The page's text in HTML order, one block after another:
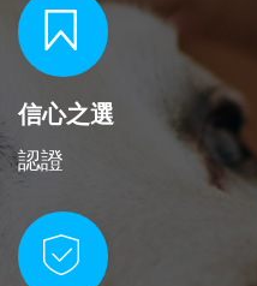
信心之選
認證